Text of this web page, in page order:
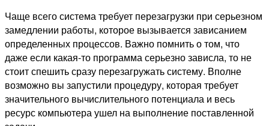
Чаще всего система требует перезагрузки при серьезном
замедлении работы, которое вызывается зависанием
определенных процессов. Важно помнить о том, что
даже если какая-то программа серьезно зависла, то не
стоит спешить сразу перезагружать систему. Вполне
возможно вы запустили процедуру, которая требует
значительного вычислительного потенциала и весь
ресурс компьютера ушел на выполнение поставленной